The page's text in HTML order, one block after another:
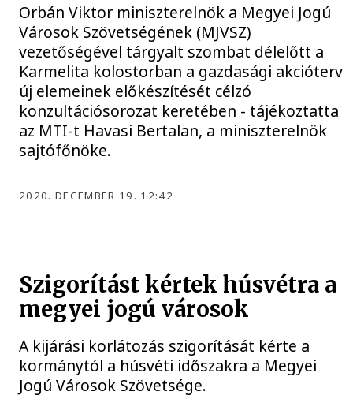
Orbán Viktor miniszterelnök a Megyei Jogú
Városok Szövetségének (MJVSZ)
vezetőségével tárgyalt szombat délelőtt a
Karmelita kolostorban a gazdasági akcióterv
új elemeinek előkészítését célzó
konzultációsorozat keretében - tájékoztatta
az MTI-t Havasi Bertalan, a miniszterelnök
sajtófőnöke.
2020. DECEMBER 19. 12:42
Szigorítást kértek húsvétra a
megyei jogú városok
A kijárási korlátozás szigorítását kérte a
kormánytól a húsvéti időszakra a Megyei
Jogú Városok Szövetsége.